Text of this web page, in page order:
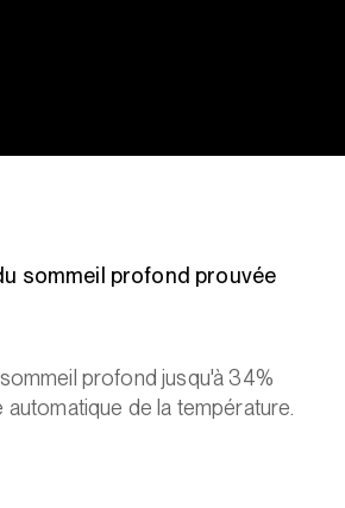
sommeil profond prouvée
profond jusqu'à 34%
de la température.